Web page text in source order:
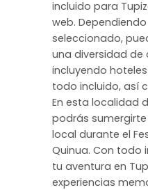
incluido para
web.
seleccionado,
una diversidad de
incluyendo
todo incluido, así
En esta localidad
podrás
local durante el
Quinua. Con todo
tu aventura en
experiencias